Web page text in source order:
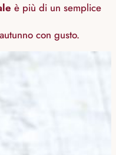
è più di un semplice
con gusto.